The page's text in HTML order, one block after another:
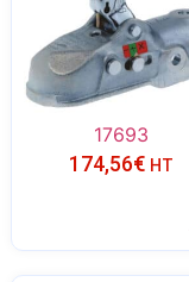
17693
174,56€ HT